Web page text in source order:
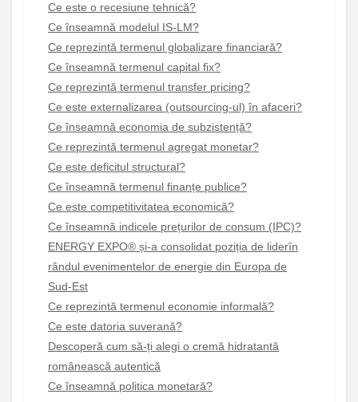
Ce este o recesiune tehnică?
Ce înseamnă modelul IS-LM?
Ce reprezintă termenul globalizare financiară?
Ce înseamnă termenul capital fix?
Ce reprezintă termenul transfer pricing?
Ce este externalizarea (outsourcing-ul) în afaceri?
Ce înseamnă economia de subzistență?
Ce reprezintă termenul agregat monetar?
Ce este deficitul structural?
Ce înseamnă termenul finanțe publice?
Ce este competitivitatea economică?
Ce înseamnă indicele prețurilor de consum (IPC)?
ENERGY EXPO® și-a consolidat poziția de liderîn
rândul evenimentelor de energie din Europa de
Sud-Est
Ce reprezintă termenul economie informală?
Ce este datoria suverană?
Descoperă cum să-ți alegi o cremă hidratantă
românească autentică
Ce înseamnă politica monetară?